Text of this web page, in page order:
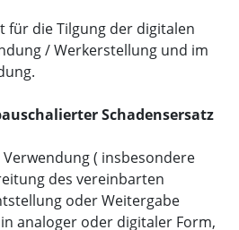
für die Tilgung der digitalen
/ Werkerstellung und im
Schadensersatz
( insbesondere
des vereinbarten
oder Weitergabe
analoger oder digitaler Form,